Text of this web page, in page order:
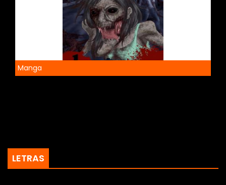
Manga
LETRAS